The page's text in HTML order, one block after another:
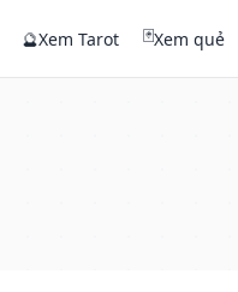
🔮Xem Tarot 🃏Xem quẻ